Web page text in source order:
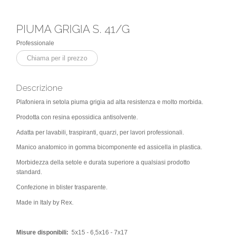
PIUMA GRIGIA S. 41/G
Professionale
Chiama per il prezzo
Descrizione
Plafoniera in setola piuma grigia ad alta resistenza e molto morbida.
Prodotta con resina epossidica antisolvente.
Adatta per lavabili, traspiranti, quarzi, per lavori professionali.
Manico anatomico in gomma bicomponente ed assicella in plastica.
Morbidezza della setole e durata superiore a qualsiasi prodotto
standard.
Confezione in blister trasparente.
Made in Italy by Rex.
Misure disponibili: 5x15 - 6,5x16 - 7x17